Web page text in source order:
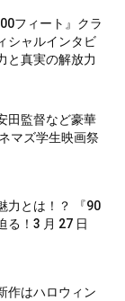
フィート』クラ
シャルインタビ
と真実の解放力
田監督など豪華
マズ学生映画祭
力とは！？ 『90
る！3 月 27 日
作はハロウィン